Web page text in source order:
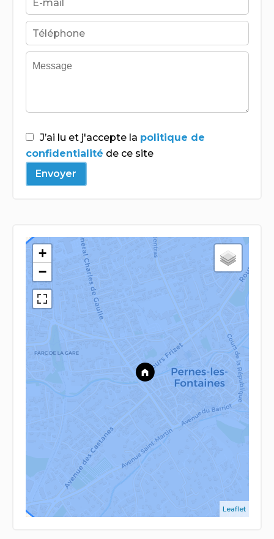
J’ai lu et j'accepte la politique de
confidentialité de ce site
Envoyer
+
−
Leaflet